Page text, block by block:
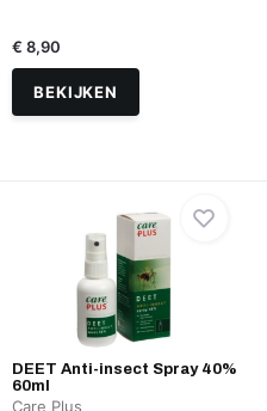
€ 8,90
BEKIJKEN
DEET Anti-insect Spray 40%
60ml
Care Plus